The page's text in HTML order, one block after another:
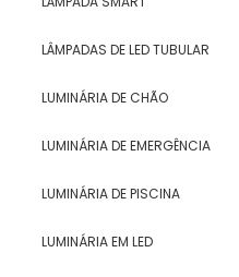
LÂMPADAS DE LED TUBULAR
LUMINÁRIA DE CHÃO
LUMINÁRIA DE EMERGÊNCIA
LUMINÁRIA DE PISCINA
LUMINÁRIA EM LED